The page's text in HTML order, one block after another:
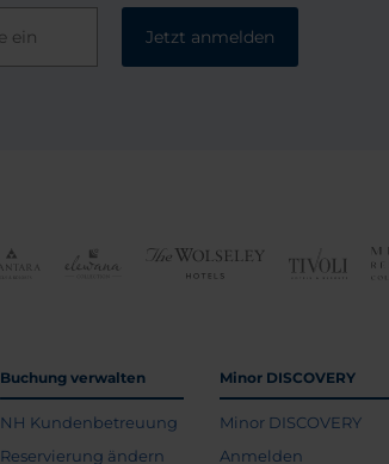
Jetzt anmelden
Buchung verwalten
NH Kundenbetreuung
Reservierung ändern
Minor DISCOVERY
Minor DISCOVERY
Anmelden